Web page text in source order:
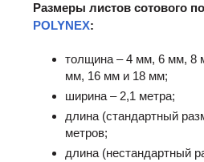
Размеры листов сотового
POLYNEX:
толщина – 4 мм, 6 мм, 8
мм, 16 мм и 18 мм;
ширина – 2,1 метра;
длина (стандартный
метров;
длина (нестандартный